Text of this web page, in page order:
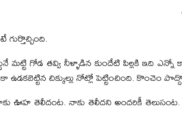
గుర్తొచ్చింది.
మట్టి గోడ తవ్వి నీళ్ళాడిన కుందేటి పిల్లకి ఇది
ఉడకబెట్టిన చిక్కుల్లు నోట్లో పెట్టించింది. కొంచెం
ఊహ తెలీదంట. నాకు తెలీదని అందరికీ